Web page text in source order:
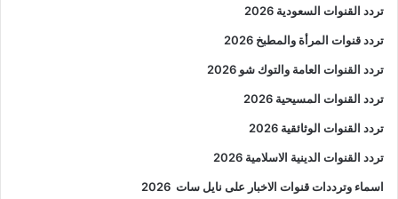
تردد القنوات السعودية 2026
تردد قنوات المرأة والمطبخ 2026
تردد القنوات العامة والتوك شو 2026
تردد القنوات المسيحية 2026
تردد القنوات الوثائقية 2026
تردد القنوات الدينية الاسلامية 2026
اسماء وترددات قنوات الاخبار على نايل سات 2026